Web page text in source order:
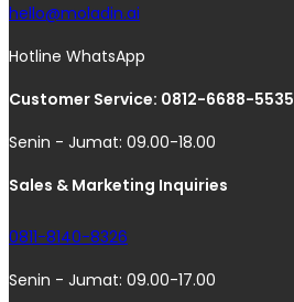
hello@moladin.ai
Hotline WhatsApp
Customer Service: 0812-6688-5535
Senin - Jumat: 09.00-18.00
Sales & Marketing Inquiries
0811-8140-8326
Senin - Jumat: 09.00-17.00